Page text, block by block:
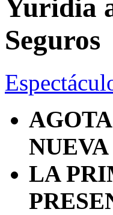
Yuridia
Seguros
LA